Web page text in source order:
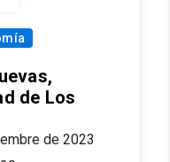
de Los
de 2023